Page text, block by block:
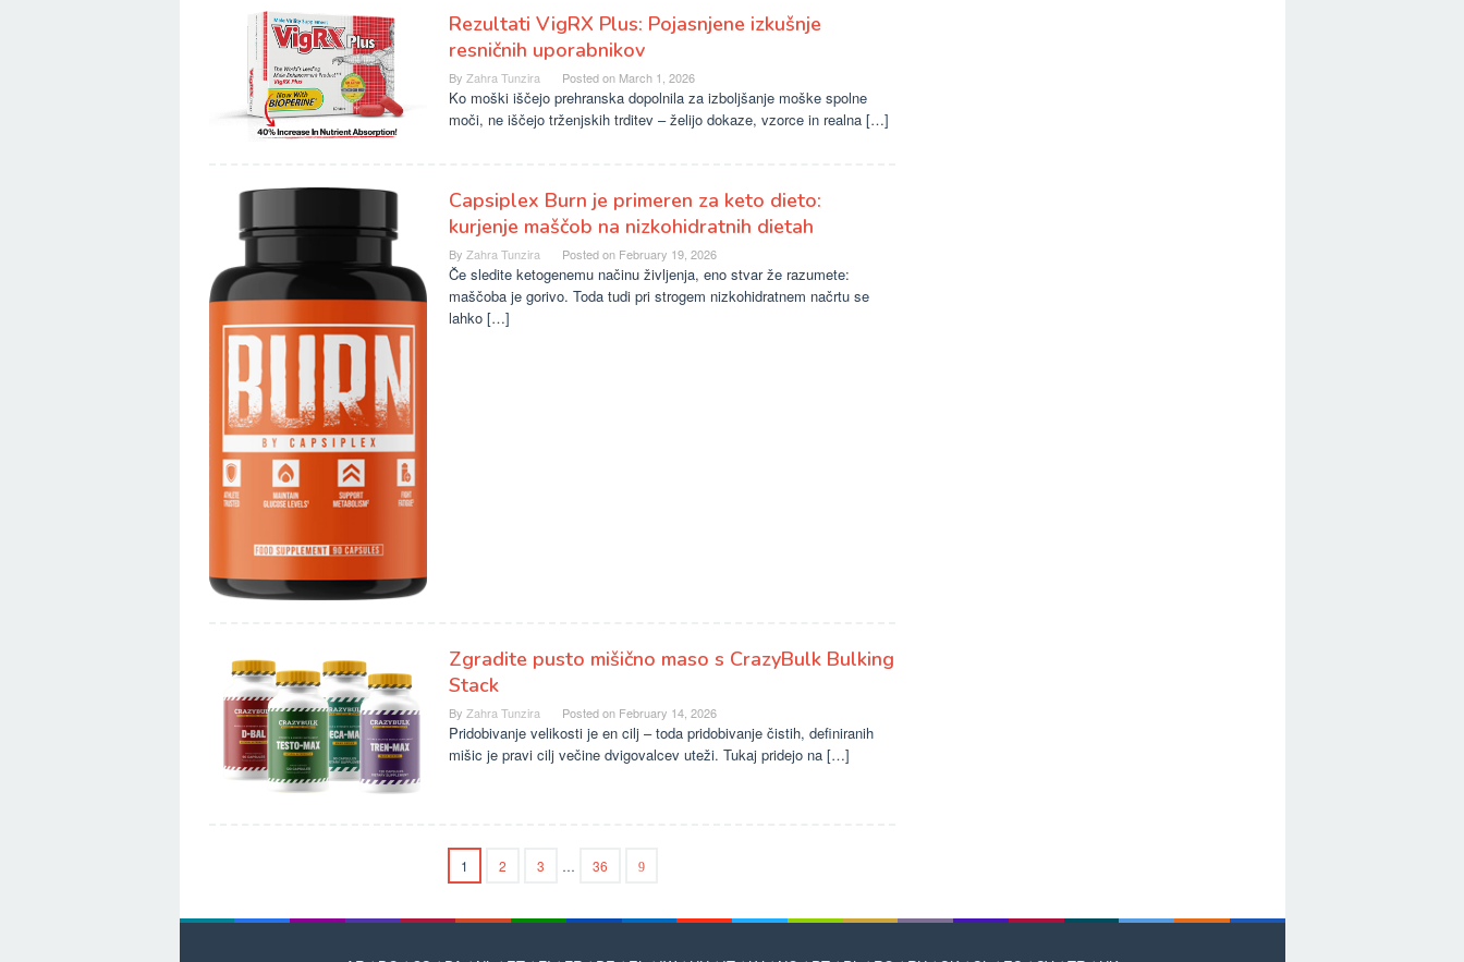
Rezultati VigRX Plus: Pojasnjene izkušnje
resničnih uporabnikov
By Zahra Tunzira Posted on March 1, 2026
Ko moški iščejo prehranska dopolnila za izboljšanje moške spolne
moči, ne iščejo trženjskih trditev – želijo dokaze, vzorce in realna […]
Capsiplex Burn je primeren za keto dieto:
kurjenje maščob na nizkohidratnih dietah
By Zahra Tunzira Posted on February 19, 2026
Če sledite ketogenemu načinu življenja, eno stvar že razumete:
maščoba je gorivo. Toda tudi pri strogem nizkohidratnem načrtu se
lahko […]
Zgradite pusto mišično maso s CrazyBulk Bulking
Stack
By Zahra Tunzira Posted on February 14, 2026
Pridobivanje velikosti je en cilj – toda pridobivanje čistih, definiranih
mišic je pravi cilj večine dvigovalcev uteži. Tukaj pridejo na […]
1 2 3 … 36